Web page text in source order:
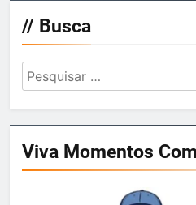
// Busca
Pesquisar
por:
Viva Momentos